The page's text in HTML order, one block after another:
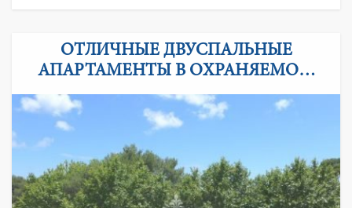
ОТЛИЧНЫЕ ДВУСПАЛЬНЫЕ
АПАРТАМЕНТЫ В ОХРАНЯЕМОМ
КОНДОМИНИУМЕ